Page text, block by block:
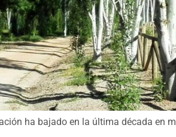
ha bajado en la última década en